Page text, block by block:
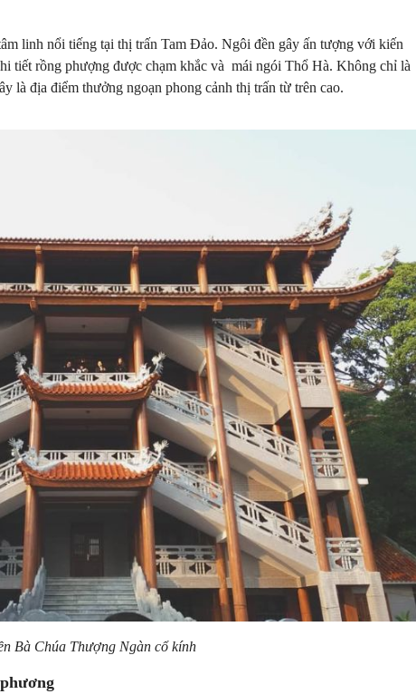
linh nổi tiếng tại thị trấn Tam Đảo. Ngôi đền gây ấn tượng với kiến
tiết rồng phượng được chạm khắc và mái ngói Thổ Hà. Không chỉ là
là địa điểm thưởng ngoạn phong cảnh thị trấn từ trên cao.
Bà Chúa Thượng Ngàn cổ kính